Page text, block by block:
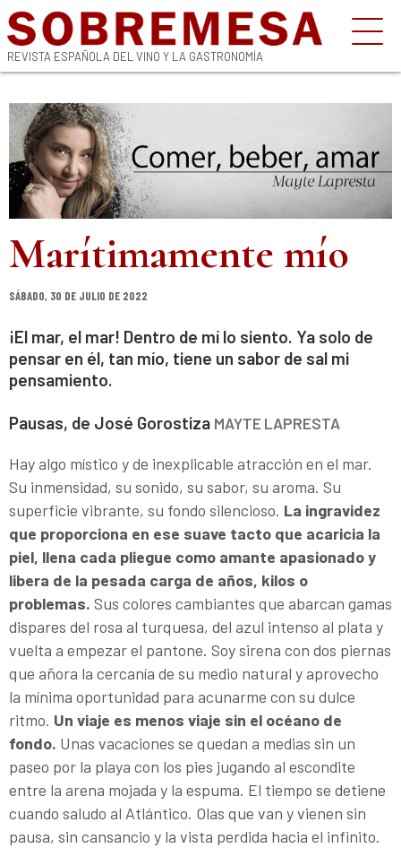
REVISTA ESPAÑOLA DEL VINO Y LA GASTRONOMÍA
Marítimamente mío
SÁBADO, 30 DE JULIO DE 2022
¡El mar, el mar! Dentro de mí lo siento. Ya solo de
pensar en él, tan mío, tiene un sabor de sal mi
pensamiento.
Pausas, de José Gorostiza MAYTE LAPRESTA
Hay algo místico y de inexplicable atracción en el mar.
Su inmensidad, su sonido, su sabor, su aroma. Su
superficie vibrante, su fondo silencioso. La ingravidez
que proporciona en ese suave tacto que acaricia la
piel, llena cada pliegue como amante apasionado y
libera de la pesada carga de años, kilos o
problemas. Sus colores cambiantes que abarcan gamas
dispares del rosa al turquesa, del azul intenso al plata y
vuelta a empezar el pantone. Soy sirena con dos piernas
que añora la cercanía de su medio natural y aprovecho
la mínima oportunidad para acunarme con su dulce
ritmo. Un viaje es menos viaje sin el océano de
fondo. Unas vacaciones se quedan a medias sin un
paseo por la playa con los pies jugando al escondite
entre la arena mojada y la espuma. El tiempo se detiene
cuando saludo al Atlántico. Olas que van y vienen sin
pausa, sin cansancio y la vista perdida hacia el infinito.